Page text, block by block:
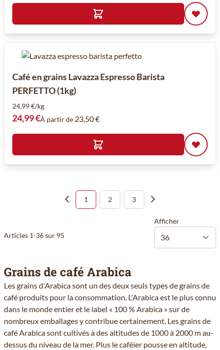
Café en grains Lavazza Espresso Barista
PERFETTO (1kg)
24,99 €/kg
24,99 €À partir de 23,50 €
Articles 1-36sur 95
Vous lisez actuellement la page
1 Page
2 Page
3
Afficher
Grains de café Arabica
Les grains d'Arabica sont un des deux seuls types de grains de
café produits pour la consommation. L'Arabica est le plus connu
dans le monde entier et le label « 100 % Arabica » sur de
nombreux emballages y contribue certainement. Les grains de
café Arabica sont cultivés à des altitudes de 1000 à 2000 m au-
dessus du niveau de la mer. Plus le caféier pousse en altitude,